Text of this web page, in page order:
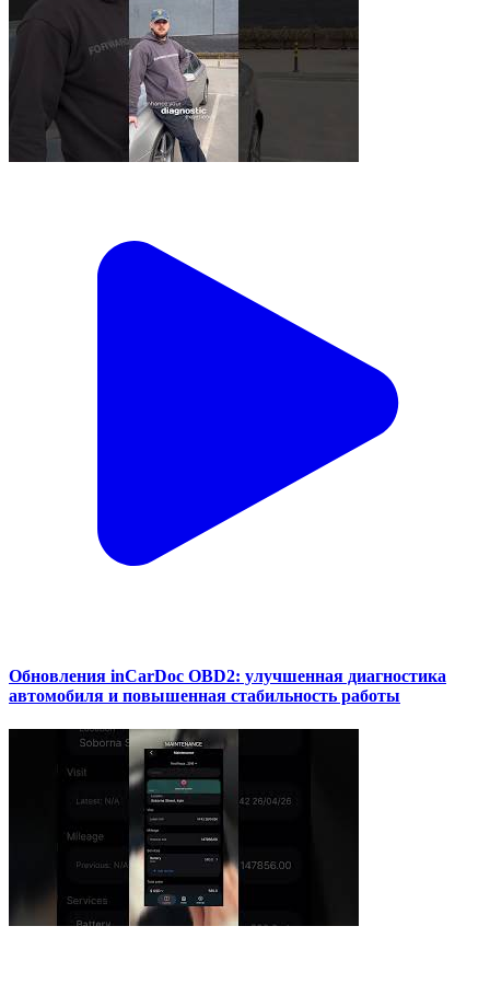
Обновления inCarDoc OBD2: улучшенная диагностика
автомобиля и повышенная стабильность работы